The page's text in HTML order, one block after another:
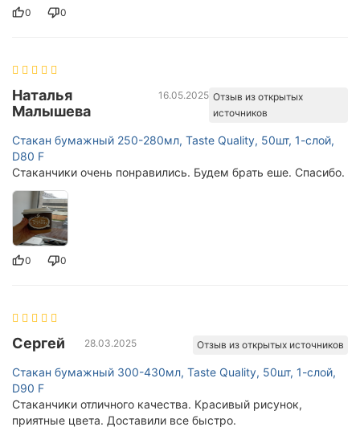
0 0
Наталья
Малышева
16.05.2025 Отзыв из открытых
источников
Стакан бумажный 250-280мл, Taste Quality, 50шт, 1-слой,
D80 F
Стаканчики очень понравились. Будем брать еше. Спасибо.
0 0
Сергей 28.03.2025 Отзыв из открытых источников
Стакан бумажный 300-430мл, Taste Quality, 50шт, 1-слой,
D90 F
Стаканчики отличного качества. Красивый рисунок,
приятные цвета. Доставили все быстро.